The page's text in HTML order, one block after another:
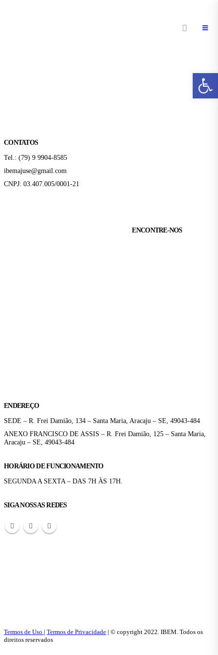
CONTATOS
Tel.: (79) 9 9904-8585
ibemajuse@gmail.com
CNPJ: 03.407.005/0001-21
ENCONTRE-NOS
ENDEREÇO
SEDE – R. Frei Damião, 134 – Santa Maria, Aracaju – SE, 49043-484
ANEXO FRANCISCO DE ASSIS – R. Frei Damião, 125 – Santa Maria,
Aracaju – SE, 49043-484
HORÁRIO DE FUNCIONAMENTO
SEGUNDA A SEXTA – DAS 7H ÀS 17H.
SIGA NOSSAS REDES
Termos de Uso | Termos de Privacidade | © copyright 2022. IBEM. Todos os
direitos reservados